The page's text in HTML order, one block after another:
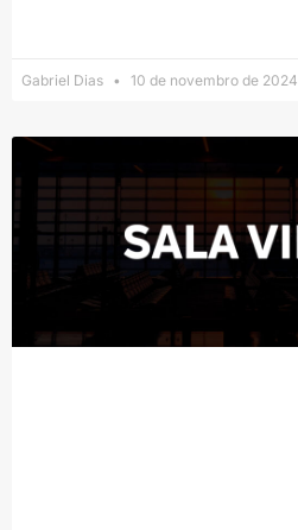
Gabriel Dias 10 de novembro de 2024